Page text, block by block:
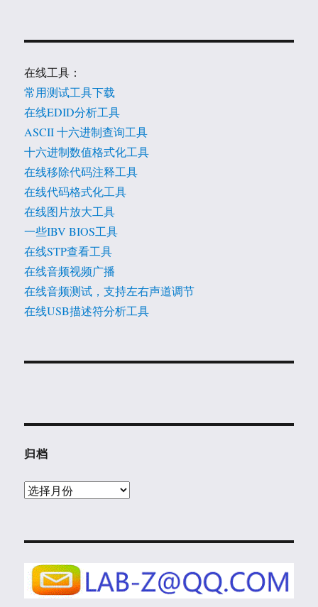
在线工具：
常用测试工具下载
在线EDID分析工具
ASCII 十六进制查询工具
十六进制数值格式化工具
在线移除代码注释工具
在线代码格式化工具
在线图片放大工具
一些IBV BIOS工具
在线STP查看工具
在线音频视频广播
在线音频测试，支持左右声道调节
在线USB描述符分析工具
归档
归